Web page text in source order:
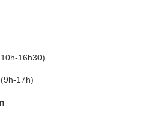
16h30)
(9h-17h)